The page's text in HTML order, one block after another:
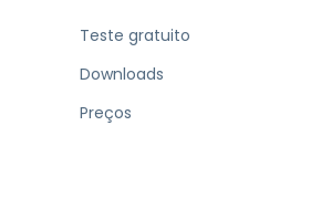
Teste gratuito
Downloads
Preços